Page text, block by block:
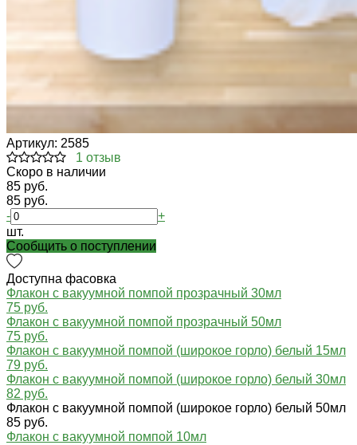
Артикул: 2585
1 отзыв
Cкоро в наличии
85 руб.
85 руб.
-
+
шт.
Cообщить о поступлении
Доступна фасовка
Флакон с вакуумной помпой прозрачный 30мл
75 руб.
Флакон с вакуумной помпой прозрачный 50мл
75 руб.
Флакон с вакуумной помпой (широкое горло) белый 15мл
79 руб.
Флакон с вакуумной помпой (широкое горло) белый 30мл
82 руб.
Флакон с вакуумной помпой (широкое горло) белый 50мл
85 руб.
Флакон с вакуумной помпой 10мл